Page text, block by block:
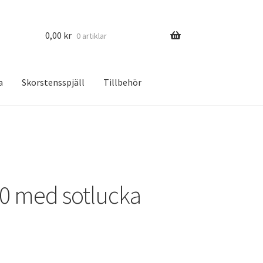
Skorstensspjäll Tillbehör
0,00 kr 0 artiklar
med sotlucka